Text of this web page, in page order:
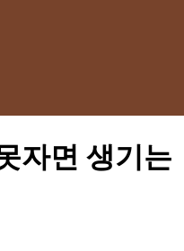
자면 생기는